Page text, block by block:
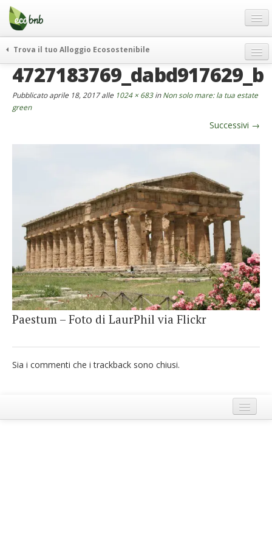
Menu
Salta
contenuto
Offerte Speciali
Regali
FAQ
German
English
Spanish
French
Italiano
Trova il tuo Alloggio Ecosostenibile
weekend green
curiosità
news ed eventi
4727183769_dabd917629_b
Pubblicatoaprile 18, 2017alle 1024 × 683inNon solo mare: la tua estate
green
Successivi →
Paestum – Foto di LaurPhil via Flickr
Sia i commenti che i trackback sono chiusi.